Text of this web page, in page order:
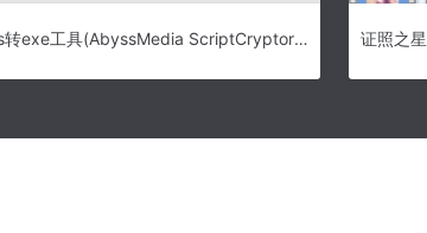
vbs转exe工具(AbyssMedia ScriptCryptor) v4.0.0 中文绿色汉化版